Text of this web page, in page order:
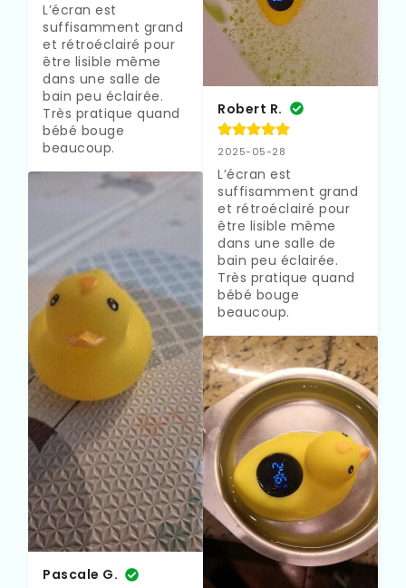
L’écran est
suffisamment grand
et rétroéclairé pour
être lisible même
dans une salle de
bain peu éclairée.
Très pratique quand
bébé bouge
beaucoup.
Pascale G.
Robert R.
2025-05-28
L’écran est
suffisamment grand
et rétroéclairé pour
être lisible même
dans une salle de
bain peu éclairée.
Très pratique quand
bébé bouge
beaucoup.